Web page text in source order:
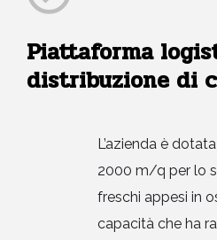
Piattaforma
distribuzione di
L’azienda è
2000 m/q per lo
freschi appesi in
capacità che ha